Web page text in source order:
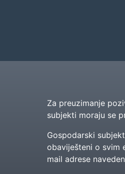
Za preuzimanje
subjekti moraju se
Gospodarski
obaviješteni o svim
mail adrese